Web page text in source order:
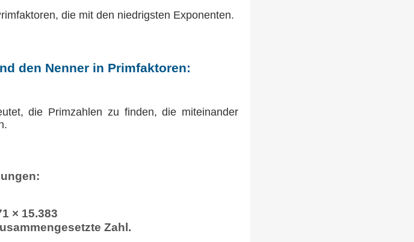
die mit den niedrigsten Exponenten.
den Nenner in Primfaktoren:
die Primzahlen zu finden, die miteinander
× 15.383
Zahl.